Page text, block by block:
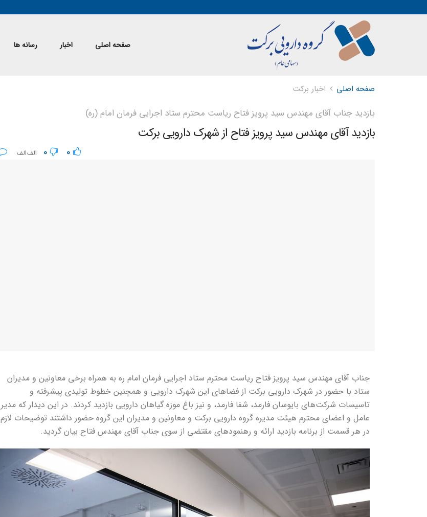
صفحه اصلی اخبار رسانه ها
صفحه اصلی اخبار برکت
بازدید جناب آقای مهندس سید پرویز فتاح ریاست محترم ستاد اجرایی فرمان امام (ره)
بازدید آقای مهندس سید پرویز فتاح از شهرک دارویی برکت
0
0
جناب آقای مهندس سید پرویز فتاح ریاست محترم ستاد اجرایی فرمان امام ره به همراه برخی معاونین و مدیران
ستاد با حضور در شهرک دارویی برکت از فضاهای این شهرک دارویی و همچنین خطوط تولیدی پیشرفته و
تاسیسات شرکت‌های بایوسان فارمد، شفا فارمد، و نیز باغ موزه گیاهان دارویی بازدید کردند. در این دیدار که مدیر
عامل و اعضای محترم هیئت مدیره گروه دارویی برکت و معاونین و مدیران این گروه حضور داشتند توضیحات لازم
در هر قسمت از برنامه بازدید ارائه و رهنمودهای مقتضی از سوی جناب آقای مهندس فتاح بیان گردید.